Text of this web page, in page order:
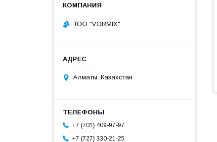
ТОО "VORMIX"
Алматы, Казахстан
+7 (701) 409-97-97
+7 (727) 330-21-25